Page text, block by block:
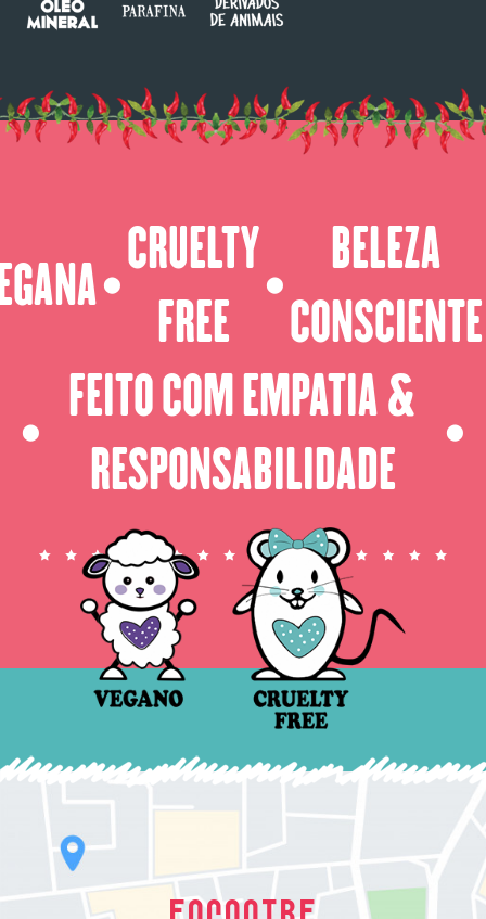
⬤
CRUELTY
FREE
⬤
BELEZA
CONSCIENTE
⬤
FEITO COM EMPATIA &
RESPONSABILIDADE
⬤